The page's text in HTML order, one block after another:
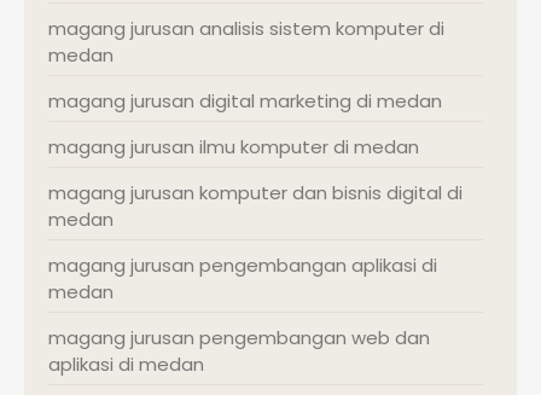
magang jurusan analisis sistem komputer di
medan
magang jurusan digital marketing di medan
magang jurusan ilmu komputer di medan
magang jurusan komputer dan bisnis digital di
medan
magang jurusan pengembangan aplikasi di
medan
magang jurusan pengembangan web dan
aplikasi di medan